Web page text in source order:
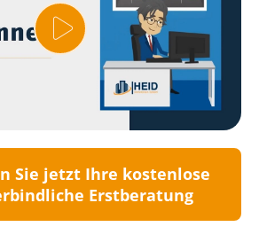
Sie jetzt Ihre kostenlose
Erstberatung